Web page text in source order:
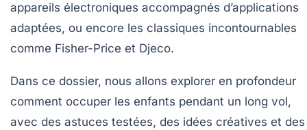
appareils électroniques accompagnés d’applications
adaptées, ou encore les classiques incontournables
comme Fisher-Price et Djeco.
Dans ce dossier, nous allons explorer en profondeur
comment occuper les enfants pendant un long vol,
avec des astuces testées, des idées créatives et des